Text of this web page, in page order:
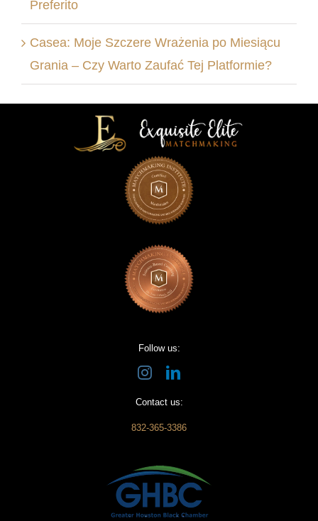
Preferito
Casea: Moje Szczere Wrażenia po Miesiącu
Grania – Czy Warto Zaufać Tej Platformie?
Follow us:
Contact us:
832-365-3386